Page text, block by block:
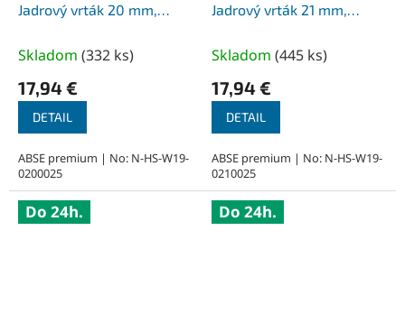
Jadrový vrták 20 mm,
upnutie Weldon 19
Skladom (332 ks)
17,94 €
DETAIL
ABSE premium | No: N-HS-W19-
0200025
Jadrový vrták 21 mm,
upnutie Weldon 19
Skladom (445 ks)
17,94 €
DETAIL
ABSE premium | No: N-HS-W19-
0210025
Do 24h. Do 24h.